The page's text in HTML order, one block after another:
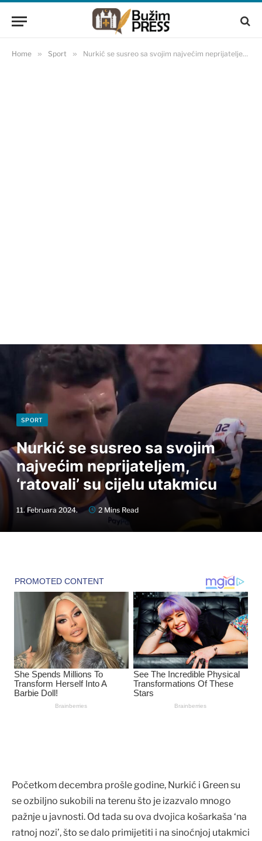
Home » Sport » Nurkić se susreo sa svojim najvećim neprijateljem, ‘ratovali’ su cijelu utakmicu
SPORT
Nurkić se susreo sa svojim
najvećim neprijateljem,
‘ratovali’ su cijelu utakmicu
11. Februara 2024. 2 Mins Read
Početkom decembra prošle godine, Nurkić i Green su
se ozbiljno sukobili na terenu što je izazvalo mnogo
pažnje u javnosti. Od tada su ova dvojica košarkaša ‘na
ratnoj nozi’, što se dalo primijetiti i na sinoćnjoj utakmici